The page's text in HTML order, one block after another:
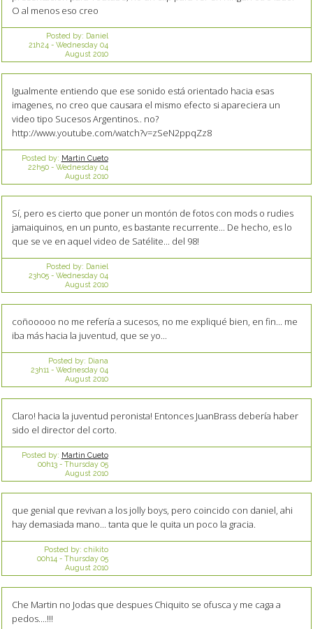
O al menos eso creo
Posted by: Daniel
21h24 - Wednesday 04
August 2010
Igualmente entiendo que ese sonido está orientado hacia esas
imagenes, no creo que causara el mismo efecto si apareciera un
video tipo Sucesos Argentinos.. no?
http://www.youtube.com/watch?v=zSeN2ppqZz8
Posted by: Martin Cueto
22h50- Wednesday 04
August 2010
Sí, pero es cierto que poner un montón de fotos con mods o rudies
jamaiquinos, en un punto, es bastante recurrente... De hecho, es lo
que se ve en aquel video de Satélite... del 98!
Posted by: Daniel
23h05- Wednesday 04
August 2010
coñooooo no me refería a sucesos, no me expliqué bien, en fin... me
iba más hacia la juventud, que se yo...
Posted by: Diana
23h11 - Wednesday 04
August 2010
Claro! hacia la juventud peronista! Entonces JuanBrass debería haber
sido el director del corto.
Posted by: Martin Cueto
00h13- Thursday 05
August 2010
que genial que revivan a los jolly boys, pero coincido con daniel, ahi
hay demasiada mano... tanta que le quita un poco la gracia.
Posted by: chikito
00h14 - Thursday 05
August 2010
Che Martin no Jodas que despues Chiquito se ofusca y me caga a
pedos....!!!